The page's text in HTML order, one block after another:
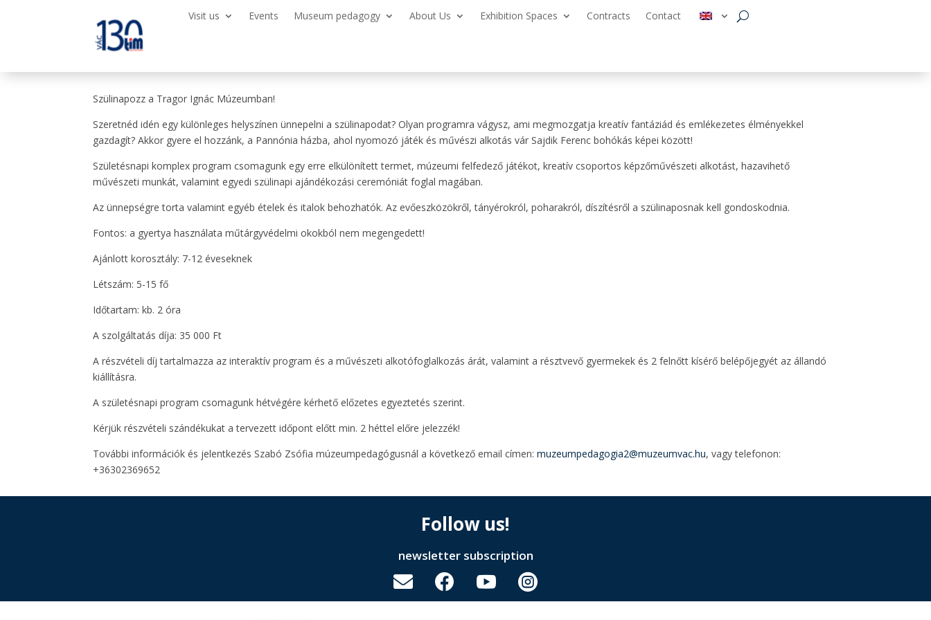
Visit us Events Museum pedagogy About Us Exhibition Spaces Contracts Contact
Szülinapozz a Tragor Ignác Múzeumban!
Szeretnéd idén egy különleges helyszínen ünnepelni a szülinapodat? Olyan programra vágysz, ami megmozgatja kreatív fantáziád és emlékezetes élményekkel
gazdagít? Akkor gyere el hozzánk, a Pannónia házba, ahol nyomozó játék és művészi alkotás vár Sajdik Ferenc bohókás képei között!
Születésnapi komplex program csomagunk egy erre elkülönített termet, múzeumi felfedező játékot, kreatív csoportos képzőművészeti alkotást, hazavihető
művészeti munkát, valamint egyedi szülinapi ajándékozási ceremóniát foglal magában.
Az ünnepségre torta valamint egyéb ételek és italok behozhatók. Az evőeszközökről, tányérokról, poharakról, díszítésről a szülinaposnak kell gondoskodnia.
Fontos: a gyertya használata műtárgyvédelmi okokból nem megengedett!
Ajánlott korosztály: 7-12 éveseknek
Létszám: 5-15 fő
Időtartam: kb. 2 óra
A szolgáltatás díja: 35 000 Ft
A részvételi díj tartalmazza az interaktív program és a művészeti alkotófoglalkozás árát, valamint a résztvevő gyermekek és 2 felnőtt kísérő belépőjegyét az állandó
kiállításra.
A születésnapi program csomagunk hétvégére kérhető előzetes egyeztetés szerint.
Kérjük részvételi szándékukat a tervezett időpont előtt min. 2 héttel előre jelezzék!
További információk és jelentkezés Szabó Zsófia múzeumpedagógusnál a következő email címen:muzeumpedagogia2@muzeumvac.hu, vagy telefonon:
+36302369652
Follow us!
newsletter subscription
   